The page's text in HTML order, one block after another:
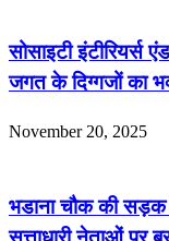
सोसाइटी इंटीरियर्स
जगत के दिग्गजों का
November 20, 2025
भडाना चौक की सड़क